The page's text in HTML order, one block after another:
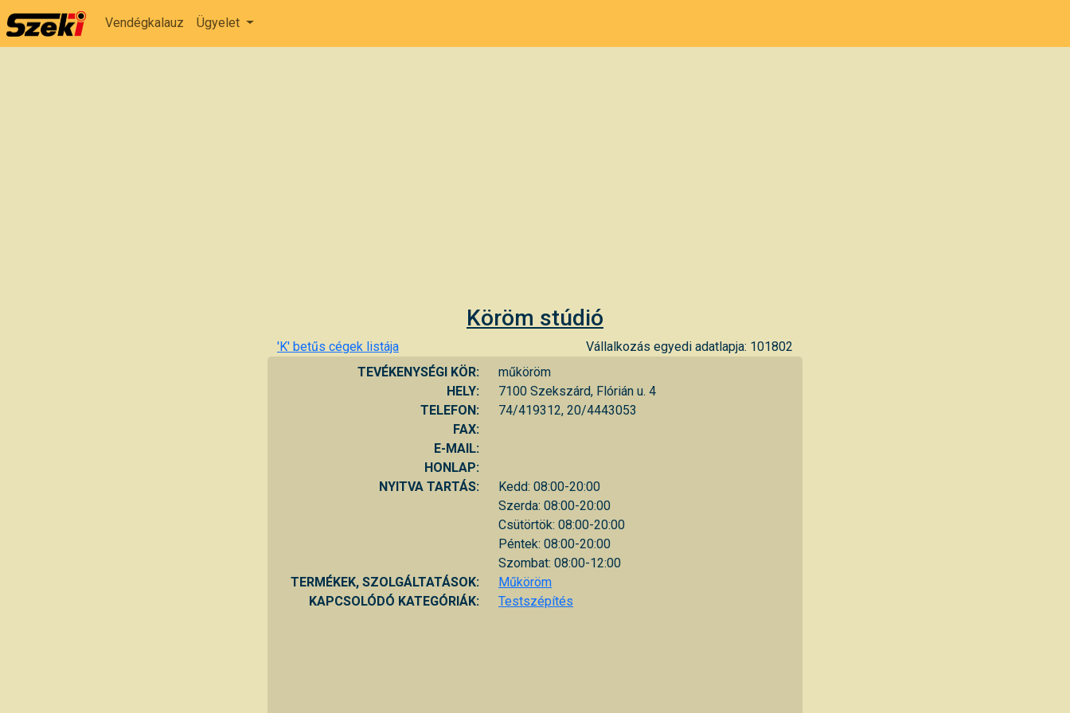
Vendégkalauz Ügyelet
Köröm stúdió
'K' betűs cégek listája
Vállalkozás egyedi adatlapja: 101802
TEVÉKENYSÉGI KÖR:
műköröm
HELY:
7100 Szekszárd, Flórián u. 4
TELEFON:
74/419312, 20/4443053
FAX:
E-MAIL:
HONLAP:
NYITVA TARTÁS:
Kedd: 08:00-20:00
Szerda: 08:00-20:00
Csütörtök: 08:00-20:00
Péntek: 08:00-20:00
Szombat: 08:00-12:00
TERMÉKEK, SZOLGÁLTATÁSOK:
Műköröm
KAPCSOLÓDÓ KATEGÓRIÁK:
Testszépítés